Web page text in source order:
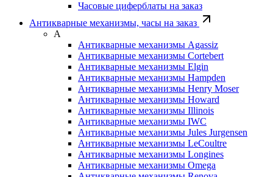
Часовые циферблаты на заказ
Антикварные механизмы, часы на заказ
А
Антикварные механизмы Agassiz
Антикварные механизмы Cortebert
Антикварные механизмы Elgin
Антикварные механизмы Hampden
Антикварные механизмы Henry Moser
Антикварные механизмы Howard
Антикварные механизмы Illinois
Антикварные механизмы IWC
Антикварные механизмы Jules Jurgensen
Антикварные механизмы LeCoultre
Антикварные механизмы Longines
Антикварные механизмы Omega